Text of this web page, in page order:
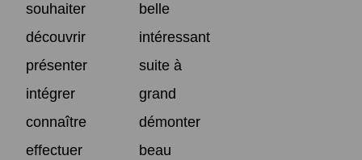
souhaiter
belle
découvrir
intéressant
présenter
suite à
intégrer
grand
connaître
démonter
effectuer
beau